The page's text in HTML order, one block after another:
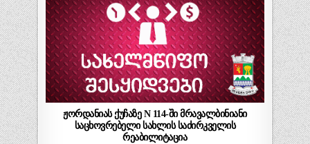
ჟორდანიას ქუჩაზე N 114-ში მრავალბინიანი
საცხოვრებელი სახლის საძირკველის
რეაბილიტაცია